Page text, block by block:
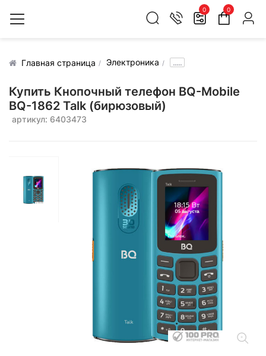
0 0
Главная страница Электроника .....
Купить Кнопочный телефон BQ-Mobile
BQ-1862 Talk (бирюзовый)
артикул: 6403473